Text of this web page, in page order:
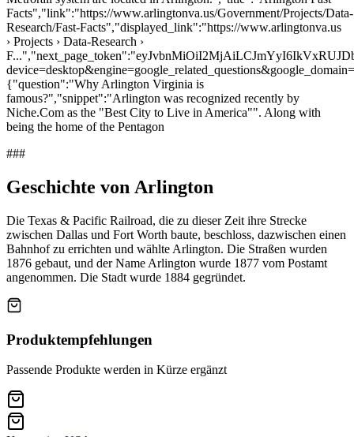
###
Geschichte von Arlington
Die Texas & Pacific Railroad, die zu dieser Zeit ihre Strecke
zwischen Dallas und Fort Worth baute, beschloss, dazwischen einen
Bahnhof zu errichten und wählte Arlington. Die Straßen wurden
1876 gebaut, und der Name Arlington wurde 1877 vom Postamt
angenommen. Die Stadt wurde 1884 gegründet.
Produktempfehlungen
Passende Produkte werden in Kürze ergänzt